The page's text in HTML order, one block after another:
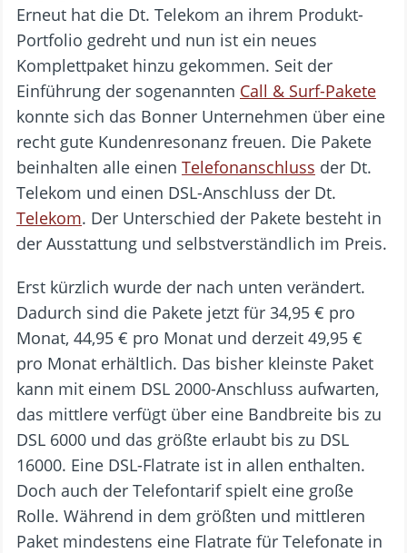
Erneut hat die Dt. Telekom an ihrem Produkt-
Portfolio gedreht und nun ist ein neues
Komplettpaket hinzu gekommen. Seit der
Einführung der sogenannten Call & Surf-Pakete
konnte sich das Bonner Unternehmen über eine
recht gute Kundenresonanz freuen. Die Pakete
beinhalten alle einen Telefonanschluss der Dt.
Telekom und einen DSL-Anschluss der Dt.
Telekom. Der Unterschied der Pakete besteht in
der Ausstattung und selbstverständlich im Preis.
Erst kürzlich wurde der nach unten verändert.
Dadurch sind die Pakete jetzt für 34,95 € pro
Monat, 44,95 € pro Monat und derzeit 49,95 €
pro Monat erhältlich. Das bisher kleinste Paket
kann mit einem DSL 2000-Anschluss aufwarten,
das mittlere verfügt über eine Bandbreite bis zu
DSL 6000 und das größte erlaubt bis zu DSL
16000. Eine DSL-Flatrate ist in allen enthalten.
Doch auch der Telefontarif spielt eine große
Rolle. Während in dem größten und mittleren
Paket mindestens eine Flatrate für Telefonate in